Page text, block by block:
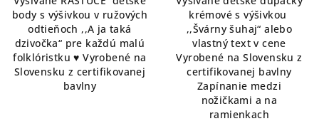
body s výšivkou v ružových
odtieňoch ,,A ja taká
dzivočka“ pre každú malú
folklóristku ♥ Vyrobené na
Slovensku z certifikovanej
bavlny
krémové s výšivkou
,,Švárny šuhaj“ alebo
vlastný text v cene
Vyrobené na Slovensku z
certifikovanej bavlny
Zapínanie medzi
nožičkami a na
ramienkach